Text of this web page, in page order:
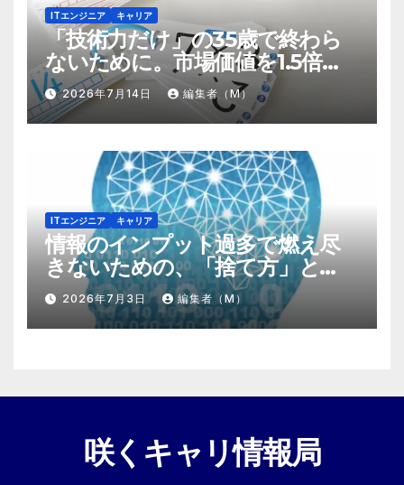
ITエンジニア キャリア
「技術力だけ」の35歳で終わら
ないために。市場価値を1.5倍に
する『プラスα』の掛け算
2026年7月14日 編集者（M）
ITエンジニア キャリア
情報のインプット過多で燃え尽
きないための、「捨て方」と
「情報の絞り方」
2026年7月3日 編集者（M）
咲くキャリ情報局